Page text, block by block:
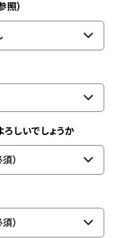
）
しいでしょうか
）
）